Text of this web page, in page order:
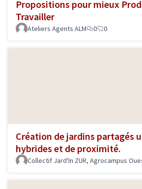
Propositions pour mieux
Travailler
Ateliers Agents ALM 0 0
Création de jardins partagés
hybrides et de proximité.
Collectif Jard'In ZUR, Agrocampus